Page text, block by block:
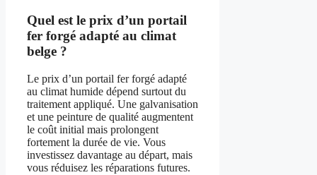
Quel est le prix d’un portail
fer forgé adapté au climat
belge ?
Le prix d’un portail fer forgé adapté
au climat humide dépend surtout du
traitement appliqué. Une galvanisation
et une peinture de qualité augmentent
le coût initial mais prolongent
fortement la durée de vie. Vous
investissez davantage au départ, mais
vous réduisez les réparations futures.